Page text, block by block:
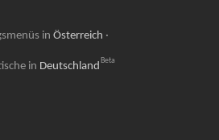
in Österreich ·
in Deutschland Beta